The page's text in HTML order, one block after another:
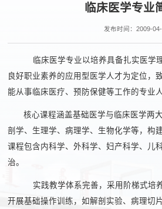
临床医学专业
发布时间：2009-
临床医学专业以培养具备扎实医学
良好职业素养的应用型医学人才为定位，
能从事临床医疗、预防保健等工作的专业人
核心课程涵盖基础医学与临床医学两
剖学、生理学、病理学、生物化学等，构
课程包含内科学、外科学、妇产科学、儿
治。
实践教学体系完善，采用阶梯式培
开展基础操作训练，如解剖实验、病理切